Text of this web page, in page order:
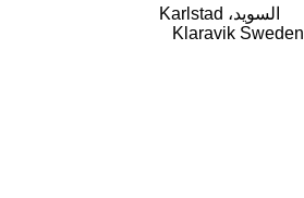
السويد، Karlstad
Klaravik Sweden